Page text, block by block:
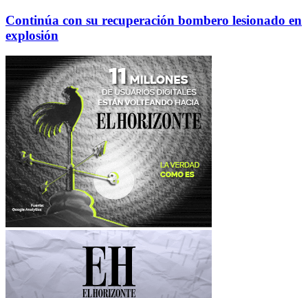
Continúa con su recuperación bombero lesionado en
explosión